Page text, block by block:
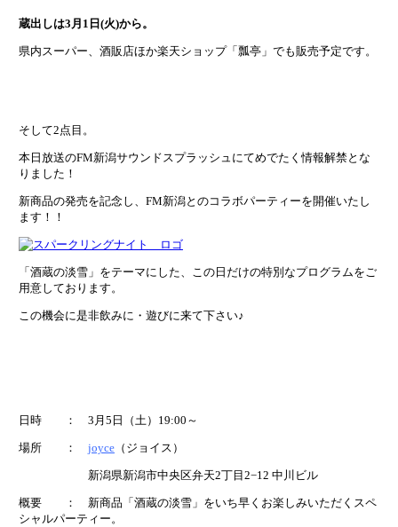
蔵出しは3月1日(火)から。
県内スーパー、酒販店ほか楽天ショップ「瓢亭」でも販売予定です。
そして2点目。
本日放送のFM新潟サウンドスプラッシュにてめでたく情報解禁とな
りました！
新商品の発売を記念し、FM新潟とのコラボパーティーを開催いたし
ます！！
「酒蔵の淡雪」をテーマにした、この日だけの特別なプログラムをご
用意しております。
この機会に是非飲みに・遊びに来て下さい♪
日時 ： 3月5日（土）19:00～
場所 ： joyce（ジョイス）
新潟県新潟市中央区弁天2丁目2−12 中川ビル
概要 ： 新商品「酒蔵の淡雪」をいち早くお楽しみいただくスペ
シャルパーティー。